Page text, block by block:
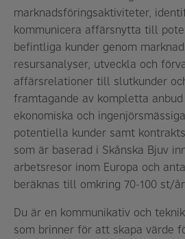
marknadsföringsaktiviteter,
kommunicera affärsnytta till
befintliga kunder genom
resursanalyser, utveckla och
affärsrelationer till slutkunder
framtagande av kompletta
ekonomiska och
potentiella kunder samt
som är baserad i Skånska Bjuv
arbetsresor inom Europa och
beräknas till omkring 70-100 st/
Du är en kommunikativ och
som brinner för att skapa värde